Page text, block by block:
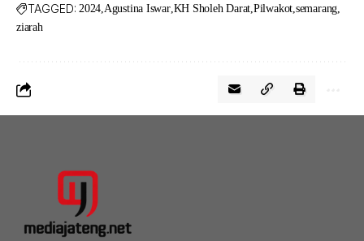
TAGGED: 2024 Agustina Iswar KH Sholeh Darat Pilwakot semarang
ziarah